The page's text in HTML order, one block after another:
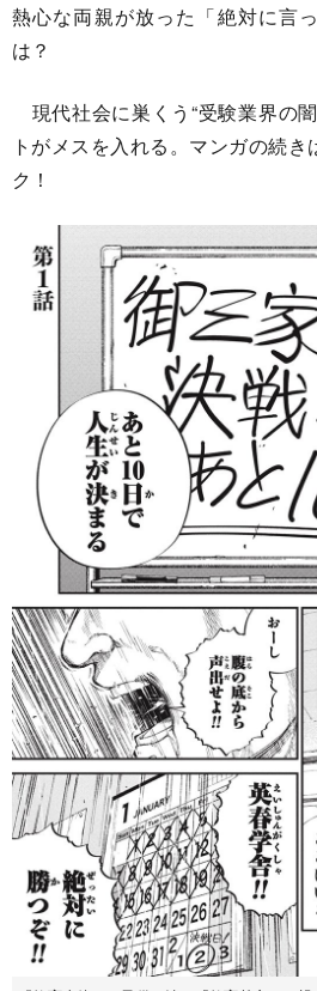
熱心な両親が放った「絶対に言
は？
現代社会に巣くう“受験業界の
トがメスを入れる。マンガの続き
ク！